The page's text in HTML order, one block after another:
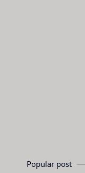
Popular post